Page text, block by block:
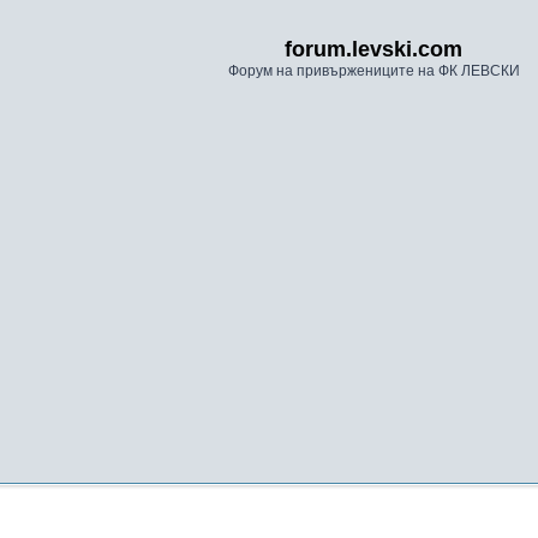
forum.levski.com
Форум на привържениците на ФК ЛЕВСКИ